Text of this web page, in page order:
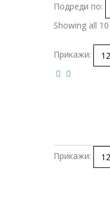
Подреди по:
Showing all
Прикажи:
Прикажи: